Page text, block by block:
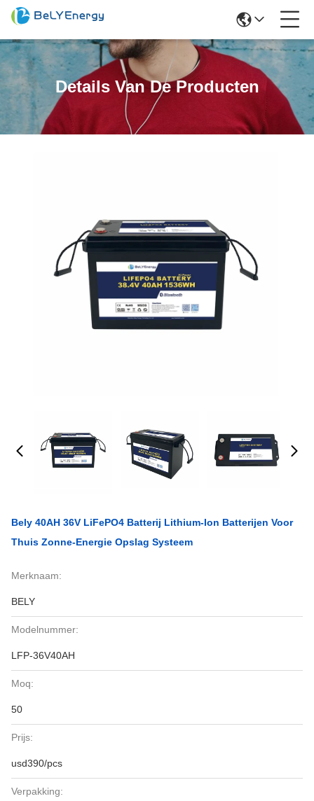
Details Van De Producten
Bely 40AH 36V LiFePO4 Batterij Lithium-Ion Batterijen Voor
Thuis Zonne-Energie Opslag Systeem
Merknaam:
BELY
Modelnummer:
LFP-36V40AH
Moq:
50
Prijs:
usd390/pcs
Verpakking: